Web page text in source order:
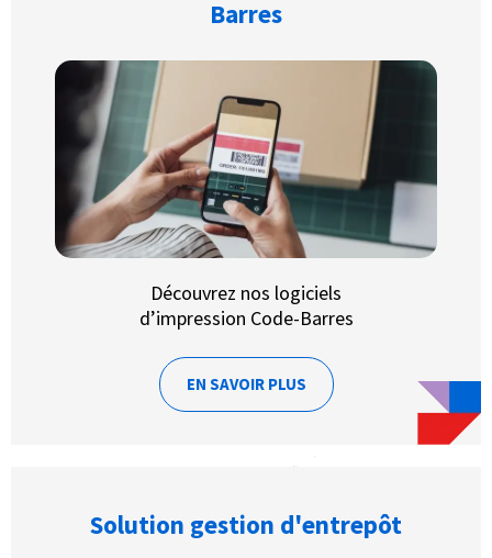
Barres
Découvrez nos logiciels
d’impression Code-Barres
EN SAVOIR PLUS
Solution gestion d'entrepôt